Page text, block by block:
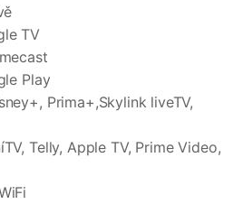
TV
Play
Prima+,Skylink liveTV,
Telly, Apple TV, Prime Video,